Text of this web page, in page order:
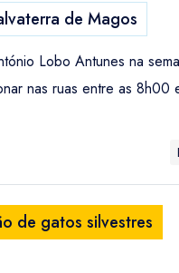
de Magos
Lobo Antunes na
nas ruas entre as 8h00
de gatos silvestres